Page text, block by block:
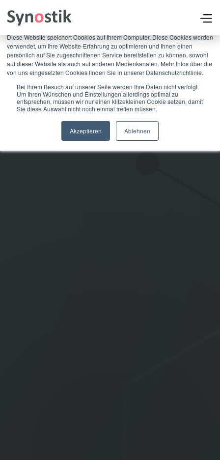
×
Diese Website speichert Cookies auf Ihrem Computer. Diese Cookies werden
verwendet, um Ihre Website-Erfahrung zu optimieren und Ihnen einen
persönlich auf Sie zugeschnittenen Service bereitstellen zu können, sowohl
auf dieser Website als auch auf anderen Medienkanälen. Mehr Infos über die
von uns eingesetzten Cookies finden Sie in unserer Datenschutzrichtlinie.
Bei Ihrem Besuch auf unserer Seite werden Ihre Daten nicht verfolgt.
Um Ihren Wünschen und Einstellungen allerdings optimal zu
entsprechen, müssen wir nur einen klitzekleinen Cookie setzen, damit
Sie diese Auswahl nicht noch einmal treffen müssen.
Akzeptieren Ablehnen